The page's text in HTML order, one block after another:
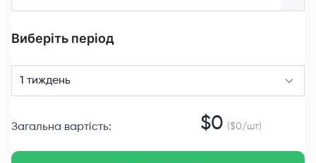
Виберіть період
1 тиждень
Загальна вартість: $0 ($0/шт)